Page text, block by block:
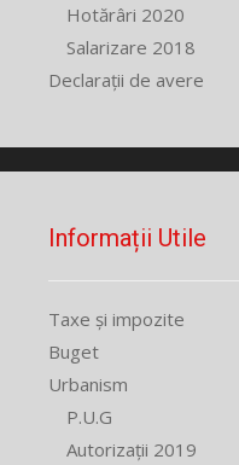
Hotărâri 2020
Salarizare 2018
Declarații de avere
Informații Utile
Taxe și impozite
Buget
Urbanism
P.U.G
Autorizații 2019